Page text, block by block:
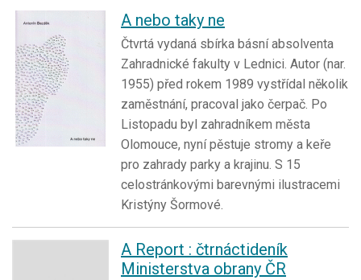
A nebo taky ne
Čtvrtá vydaná sbírka básní absolventa
Zahradnické fakulty v Lednici. Autor (nar.
1955) před rokem 1989 vystřídal několik
zaměstnání, pracoval jako čerpač. Po
Listopadu byl zahradníkem města
Olomouce, nyní pěstuje stromy a keře
pro zahrady parky a krajinu. S 15
celostránkovými barevnými ilustracemi
Kristýny Šormové.
A Report : čtrnáctideník
Ministerstva obrany ČR